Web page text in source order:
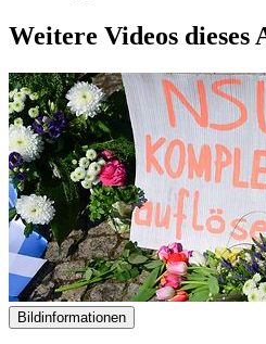
Weitere Videos dieses
Bildinformationen